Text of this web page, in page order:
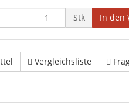
Stk In den
Vergleichsliste